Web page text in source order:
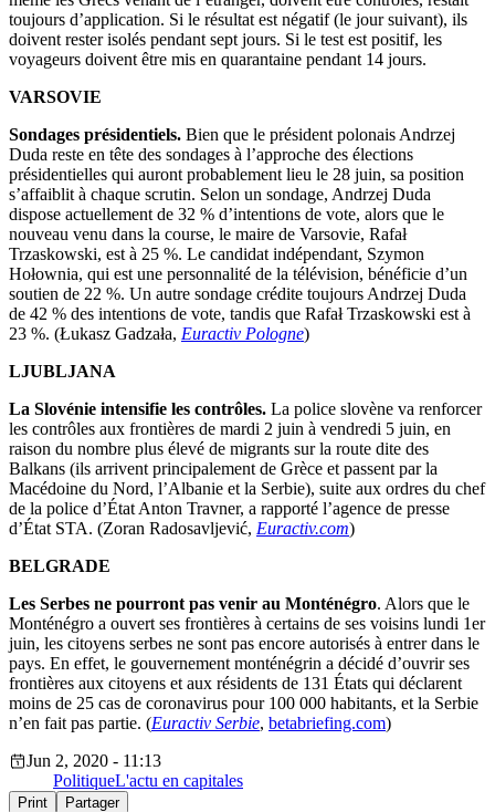
toujours d’application. Si le résultat est négatif (le jour suivant), ils
doivent rester isolés pendant sept jours. Si le test est positif, les
voyageurs doivent être mis en quarantaine pendant 14 jours.
VARSOVIE
Sondages présidentiels. Bien que le président polonais Andrzej
Duda reste en tête des sondages à l’approche des élections
présidentielles qui auront probablement lieu le 28 juin, sa position
s’affaiblit à chaque scrutin. Selon un sondage, Andrzej Duda
dispose actuellement de 32 % d’intentions de vote, alors que le
nouveau venu dans la course, le maire de Varsovie, Rafał
Trzaskowski, est à 25 %. Le candidat indépendant, Szymon
Hołownia, qui est une personnalité de la télévision, bénéficie d’un
soutien de 22 %. Un autre sondage crédite toujours Andrzej Duda
de 42 % des intentions de vote, tandis que Rafał Trzaskowski est à
23 %. (Łukasz Gadzała, Euractiv Pologne)
LJUBLJANA
La Slovénie intensifie les contrôles. La police slovène va renforcer
les contrôles aux frontières de mardi 2 juin à vendredi 5 juin, en
raison du nombre plus élevé de migrants sur la route dite des
Balkans (ils arrivent principalement de Grèce et passent par la
Macédoine du Nord, l’Albanie et la Serbie), suite aux ordres du chef
de la police d’État Anton Travner, a rapporté l’agence de presse
d’État STA. (Zoran Radosavljević, Euractiv.com)
BELGRADE
Les Serbes ne pourront pas venir au Monténégro. Alors que le
Monténégro a ouvert ses frontières à certains de ses voisins lundi 1er
juin, les citoyens serbes ne sont pas encore autorisés à entrer dans le
pays. En effet, le gouvernement monténégrin a décidé d’ouvrir ses
frontières aux citoyens et aux résidents de 131 États qui déclarent
moins de 25 cas de coronavirus pour 100 000 habitants, et la Serbie
n’en fait pas partie. (Euractiv Serbie, betabriefing.com)
Jun 2, 2020 - 11:13
PolitiqueL'actu en capitales
Print Partager